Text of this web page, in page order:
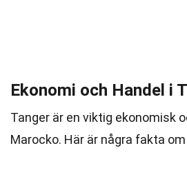
Ekonomi och Handel i
Tanger är en viktig ekonomisk
Marocko. Här är några fakta